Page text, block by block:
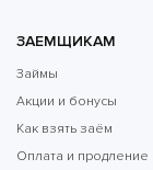
ЗАЕМЩИКАМ
Займы
Акции и бонусы
Как взять заём
Оплата и продление